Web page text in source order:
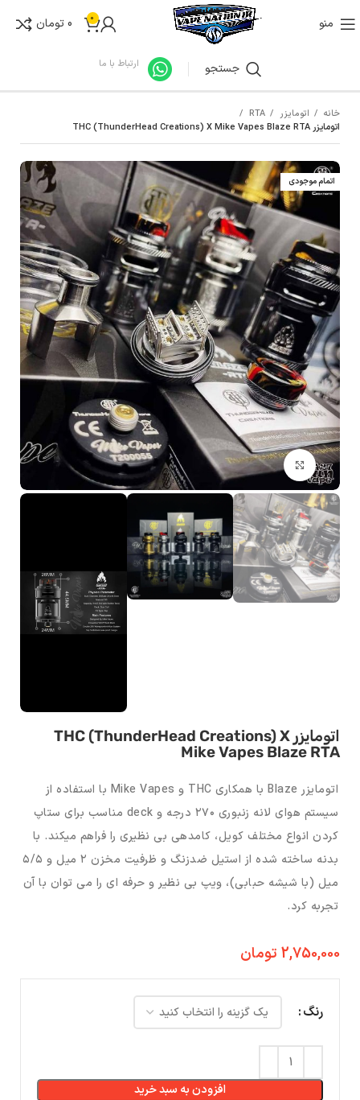
منو 0
0تومان
جستجو ارتباط با ما
خانه اتومایزر
RTA
اتومایزر THC (ThunderHead Creations) X Mike Vapes Blaze RTA
اتمام موجودی
بزرگنمایی تصویر
اتومایزر THC (ThunderHead Creations) X
Mike Vapes Blaze RTA
اتومایزر Blaze با همکاری THC و Mike Vapes با استفاده از
سیستم هوای لانه زنبوری ۲۷۰ درجه و deck مناسب برای ستاپ
کردن انواع مختلف کویل، کامدهی بی نظیری را فراهم میکند. با
بدنه ساخته شده از استیل ضدزنگ و ظرفیت مخزن ۲ میل و ۵/۵
میل (با شیشه حبابی)، ویپ بی نظیر و حرفه ای را می توان با آن
تجربه کرد.
2,750,000 تومان
رنگ
افزودن به سبد خرید